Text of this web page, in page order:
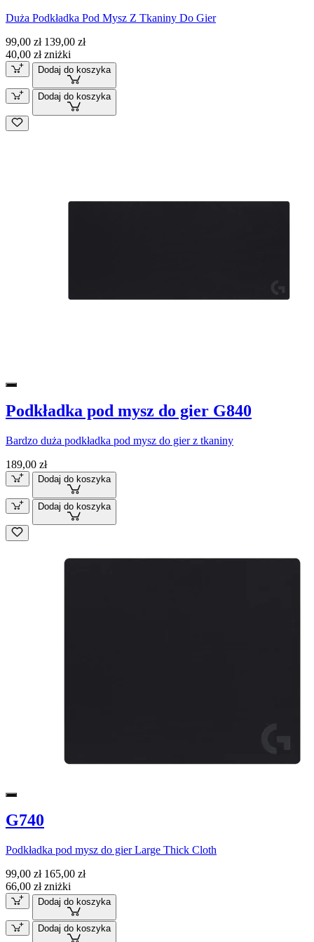
Duża Podkładka Pod Mysz Z Tkaniny Do Gier
99,00 zł 139,00 zł
40,00 zł zniżki
Dodaj do koszyka
Dodaj do koszyka
Podkładka pod mysz do gier G840
Bardzo duża podkładka pod mysz do gier z tkaniny
189,00 zł
Dodaj do koszyka
Dodaj do koszyka
G740
Podkładka pod mysz do gier Large Thick Cloth
99,00 zł 165,00 zł
66,00 zł zniżki
Dodaj do koszyka
Dodaj do koszyka